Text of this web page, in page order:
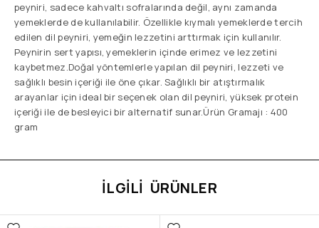
peyniri, sadece kahvaltı sofralarında değil, aynı zamanda
yemeklerde de kullanılabilir. Özellikle kıymalı yemeklerde tercih
edilen dil peyniri, yemeğin lezzetini arttırmak için kullanılır.
Peynirin sert yapısı, yemeklerin içinde erimez ve lezzetini
kaybetmez.Doğal yöntemlerle yapılan dil peyniri, lezzeti ve
sağlıklı besin içeriği ile öne çıkar. Sağlıklı bir atıştırmalık
arayanlar için ideal bir seçenek olan dil peyniri, yüksek protein
içeriği ile de besleyici bir alternatif sunar.Ürün Gramajı : 400
gram
İLGILI ÜRÜNLER